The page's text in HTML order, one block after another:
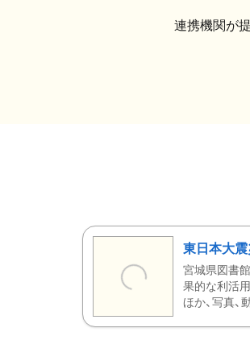
連携機関が
東日本大
宮城県図書
果的な利活
ほか、写真、